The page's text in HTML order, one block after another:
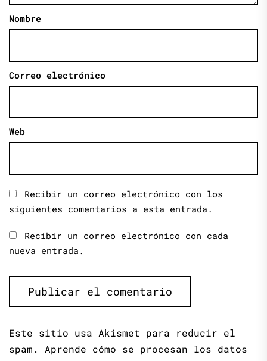
Nombre
Correo electrónico
Web
Recibir un correo electrónico con los
siguientes comentarios a esta entrada.
Recibir un correo electrónico con cada
nueva entrada.
Este sitio usa Akismet para reducir el
spam. Aprende cómo se procesan los datos